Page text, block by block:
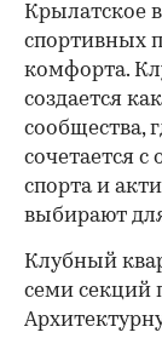
Крылатское
спортивных
комфорта.
создается
сообщества,
сочетается
спорта и
выбирают
Клубный
семи секций